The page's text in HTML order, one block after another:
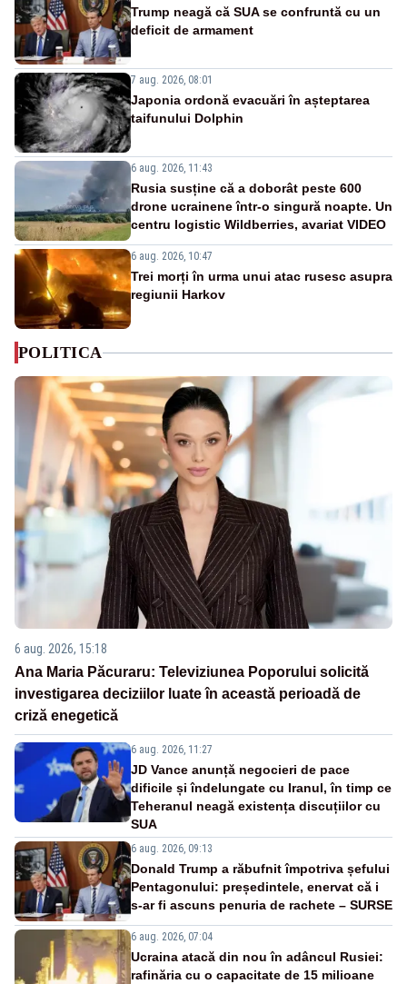
Trump neagă că SUA se confruntă cu un
deficit de armament
7 aug. 2026, 08:01
Japonia ordonă evacuări în așteptarea
taifunului Dolphin
6 aug. 2026, 11:43
Rusia susține că a doborât peste 600
drone ucrainene într-o singură noapte. Un
centru logistic Wildberries, avariat VIDEO
6 aug. 2026, 10:47
Trei morți în urma unui atac rusesc asupra
regiunii Harkov
POLITICA
6 aug. 2026, 15:18
Ana Maria Păcuraru: Televiziunea Poporului solicită
investigarea deciziilor luate în această perioadă de
criză enegetică
6 aug. 2026, 11:27
JD Vance anunță negocieri de pace
dificile și îndelungate cu Iranul, în timp ce
Teheranul neagă existența discuțiilor cu
SUA
6 aug. 2026, 09:13
Donald Trump a răbufnit împotriva șefului
Pentagonului: președintele, enervat că i
s-ar fi ascuns penuria de rachete – SURSE
6 aug. 2026, 07:04
Ucraina atacă din nou în adâncul Rusiei:
rafinăria cu o capacitate de 15 milioane